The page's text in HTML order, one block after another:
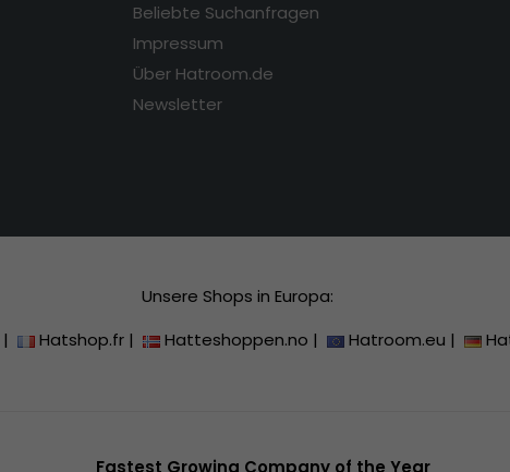
Beliebte Suchanfragen
Impressum
Über Hatroom.de
Newsletter
Unsere Shops in Europa:
| Hatshop.fr | Hatteshoppen.no | Hatroom.eu |